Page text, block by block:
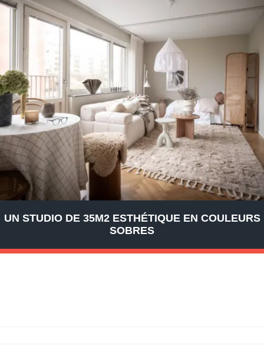
UN STUDIO DE 35M2 ESTHÉTIQUE EN COULEURS
SOBRES